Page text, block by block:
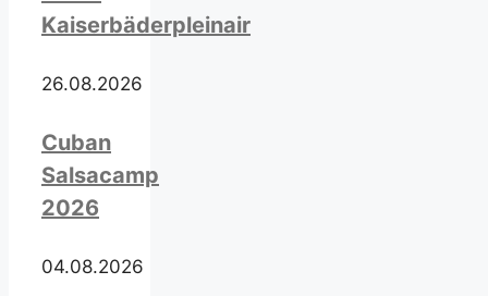
Kaiserbäderpleinair
26.08.2026
Cuban
Salsacamp
2026
04.08.2026